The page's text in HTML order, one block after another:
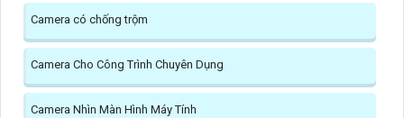
Camera có chống trộm
Camera Cho Công Trình Chuyên Dụng
Camera Nhìn Màn Hình Máy Tính